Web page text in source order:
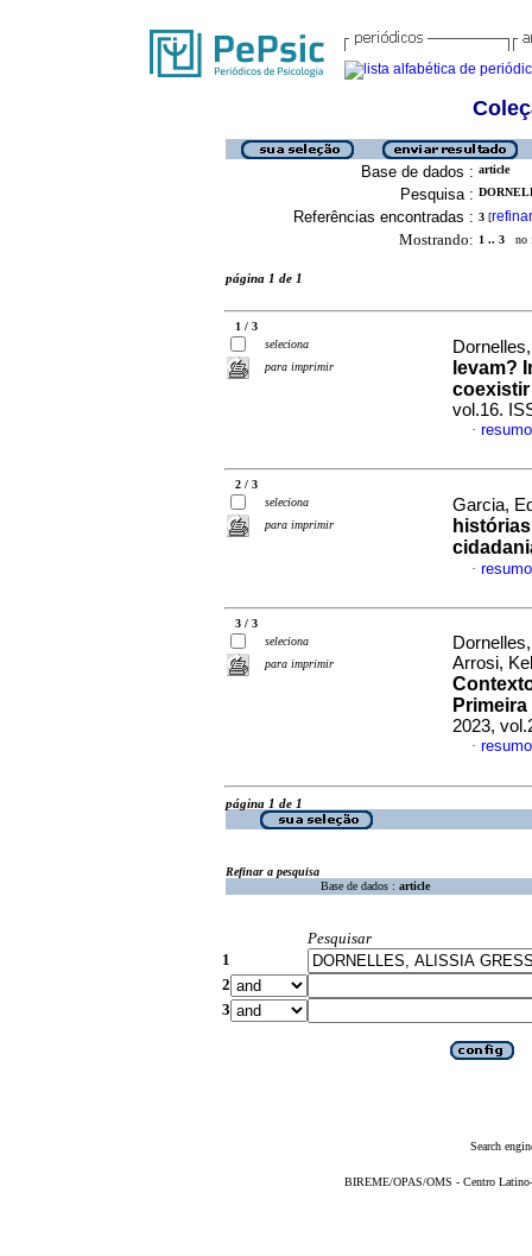
Base de dados : article
Pesquisa :
Referências encontradas : 3 [refinar
Mostrando: 1 .. 3 no
página 1 de 1
1 / 3
seleciona
para imprimir
levam?
coexistir
vol.16.
·
2 / 3
seleciona
para imprimir
Garcia,
·
3 / 3
seleciona
para imprimir
Arrosi,
2023,
·
página 1 de 1
Refinar a pesquisa
Base de dados : article
Pesquisar
1
2
3
Search
BIREME/OPAS/OMS - Centro Latino-